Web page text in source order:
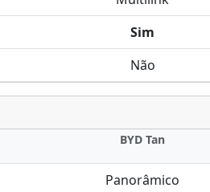
Sim
Não
BYD Tan
Panorâmico